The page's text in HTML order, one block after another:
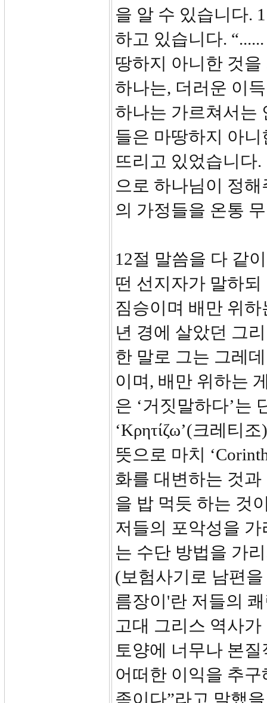
을 알 수 있습니다.
하고 있습니다.
땅하지 아니한 것
하나는, 더러운 이
하나는 가르쳐서는
들은 마땅하지 아
뜨리고 있었습니다.
으로 하나님이 정
의 가정들을 온통
12절 말씀을 다 같
떤 선지자가 말하
짐승이며 배만 위하
년 경에 살았던 그
한 말로 그는 그레
이며, 배만 위하는
은 ‘거짓말하다’는
‘Κρητίζω’(크레티
뜻으로 마치
화를 대변하는 것
을 밥 먹듯 하는 것
저들의 포악성을
는 수단 방법을 가
(보험사기로 남편
름장이'란 저들의
고대 그리스 역사
토양에 너무나 본
어떠한 이익을 추
족이다”라고 말했